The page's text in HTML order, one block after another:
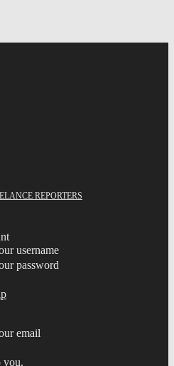
REPORTERS
username
password
email
you.